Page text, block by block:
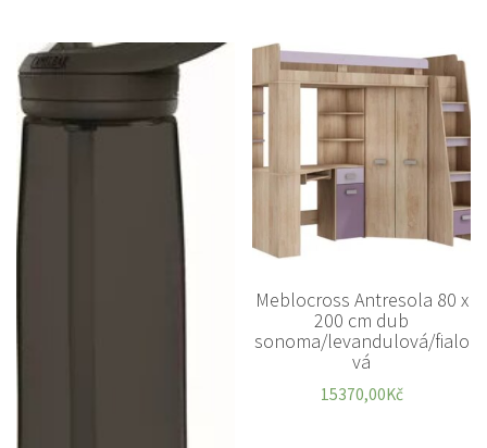
Meblocross Antresola 80 x
200 cm dub
sonoma/levandulová/fialo
vá
15370,00Kč